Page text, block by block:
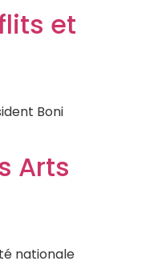
et
Boni
Arts
nationale